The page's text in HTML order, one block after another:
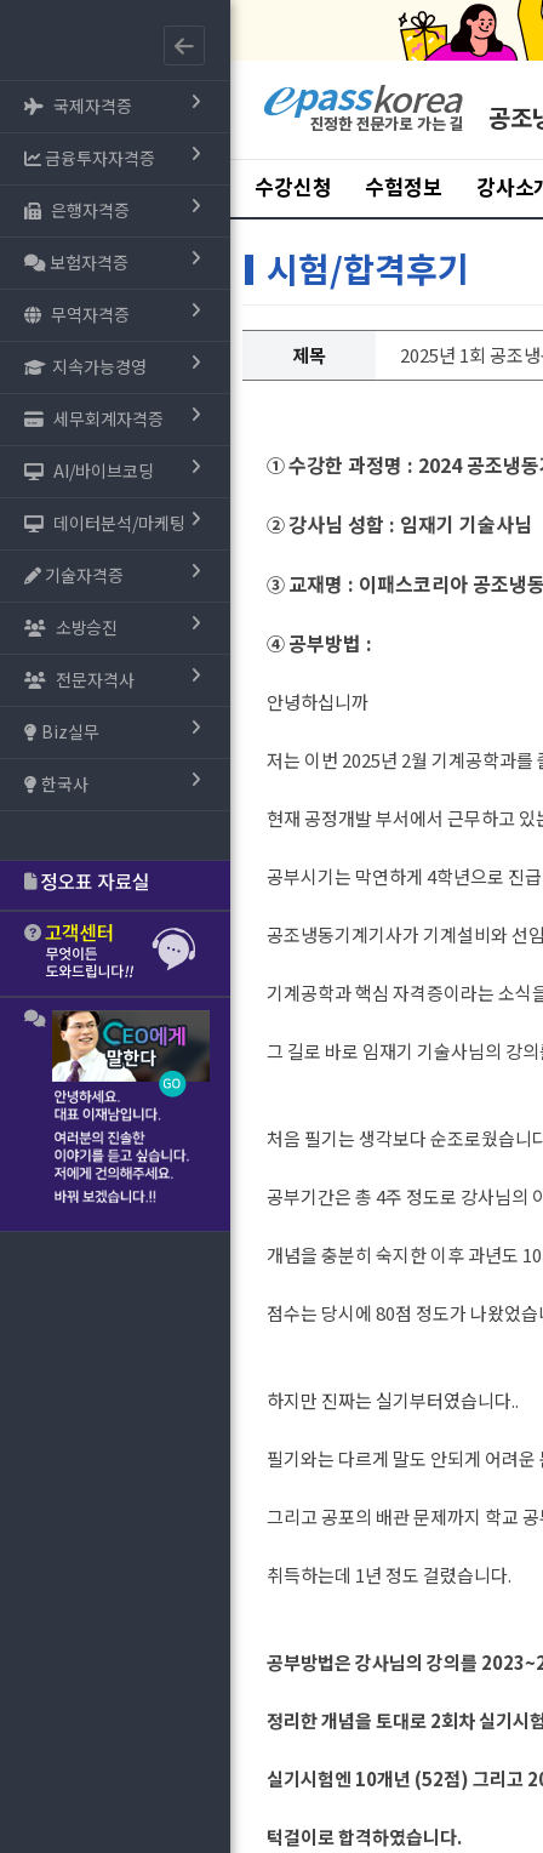
국제자격증
금융투자자격증
은행자격증
보험자격증
무역자격증
지속가능경영
세무회계자격증
AI/바이브코딩
데이터분석/마케팅
기술자격증
소방승진
전문자격사
Biz실무
한국사
공조
수강신청 수험정보 강사소
시험/합격후기
제목 2025년 1회 공조
①수강한 과정명 : 2024 공조냉
②강사님 성함 : 임재기 기술사님
③교재명 : 이패스코리아 공조냉
④공부방법 :
안녕하십니까
저는 이번 2025년 2월 기계공학과
현재 공정개발 부서에서 근무하고
공부시기는 막연하게 4학년으로 진
공조냉동기계기사가 기계설비와 선
기계공학과 핵심 자격증이라는 소
그 길로 바로 임재기 기술사님의 강
처음 필기는 생각보다 순조로웠습니
공부기간은 총 4주 정도로 강사님의
개념을 충분히 숙지한 이후 과년도
점수는 당시에 80점 정도가 나왔었습
하지만 진짜는 실기부터였습니다..
필기와는 다르게 말도 안되게 어려
그리고 공포의 배관 문제까지 학교
취득하는데 1년 정도 걸렸습니다.
공부방법은 강사님의 강의를
정리한 개념을 토대로 2회차 실기
실기시험엔 10개년 (52점) 그리고
턱걸이로 합격하였습니다.